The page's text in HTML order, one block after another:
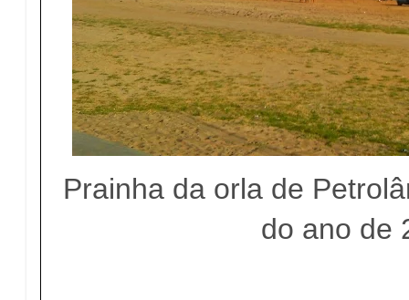
Prainha da orla de
do ano de